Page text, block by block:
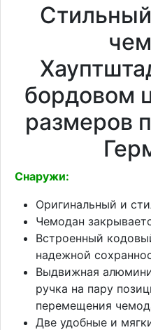
бордовом
размеров
Снаружи:
Оригинальный и
Чемодан
Встроенный
надежной
Выдвижная
ручка на пару
перемещения
Две удобные и